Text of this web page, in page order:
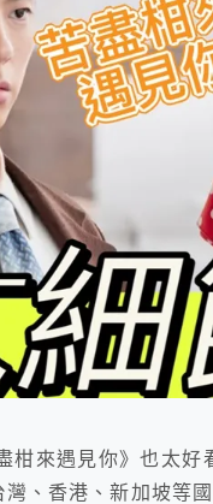
柑來遇見你》也太
、香港、新加坡等